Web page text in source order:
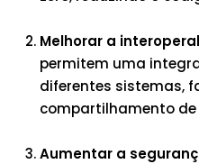
Melhorar a
permitem uma
diferentes sistemas,
compartilhamento
Aumentar a